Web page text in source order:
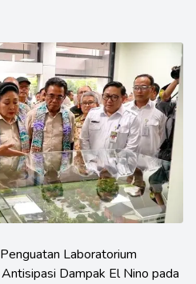
Laboratorium
Dampak El Nino pada